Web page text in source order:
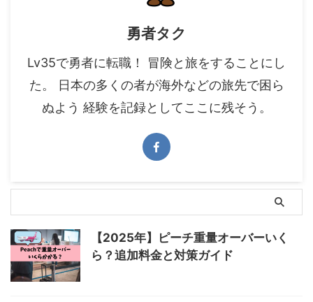
勇者タク
Lv35で勇者に転職！ 冒険と旅をすることにし
た。 日本の多くの者が海外などの旅先で困ら
ぬよう 経験を記録としてここに残そう。
【2025年】ピーチ重量オーバーいく
ら？追加料金と対策ガイド